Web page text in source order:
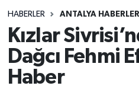
HABERLER ANTALYA HABERLERİ
Kızlar
Dağcı Fehmi
Haber
Spor
Tebrik